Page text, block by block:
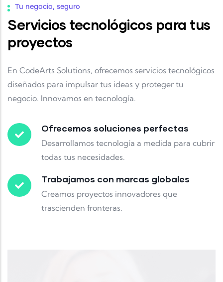
Tu negocio, seguro
Servicios tecnológicos para tus
proyectos
En CodeArts Solutions, ofrecemos servicios tecnológicos
diseñados para impulsar tus ideas y proteger tu
negocio. Innovamos en tecnología.
Ofrecemos soluciones perfectas
Desarrollamos tecnología a medida para cubrir
todas tus necesidades.
Trabajamos con marcas globales
Creamos proyectos innovadores que
trascienden fronteras.